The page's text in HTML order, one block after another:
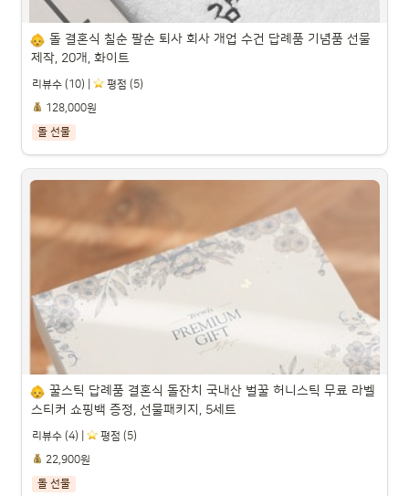
돌 결혼식 칠순 팔순 퇴사 회사 개업 수건 답례품 기념품 선물
제작, 20개, 화이트
파트너스 활동을 통해 일정액의 수수료를 제공받을 수 있습니다.
돌 결혼식 칠순 팔순 퇴사 회사 개업 수건 답례품 기념품 선물
제작, 20개, 화이트
리뷰수 (10) |
️ 평점 (5)
128,000원
돌 선물
꿀스틱 답례품 결혼식 돌잔치 국내산 벌꿀 허니스틱 무료 라벨
스티커 쇼핑백 증정, 선물패키지, 5세트
리뷰수 (4) |
️ 평점 (5)
22,900원
돌 선물